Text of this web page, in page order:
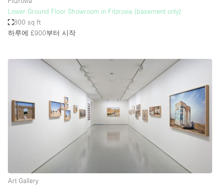
Lower Ground Floor Showroom in Fitzrovia (basement only)
800 sq ft
하루에 £900부터 시작
Art Gallery